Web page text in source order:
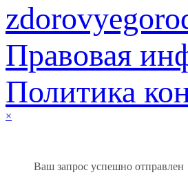
Правовая
Политика
×
Ваш запрос успешно отправлен